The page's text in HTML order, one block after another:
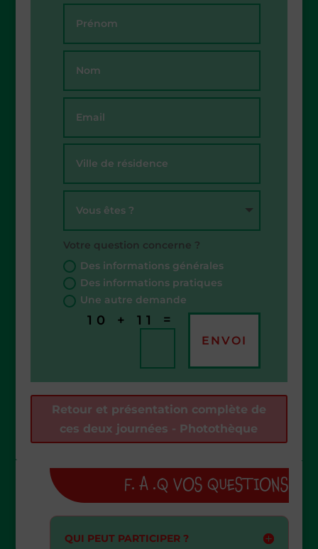
Votre question concerne ?
Des informations générales
Des informations pratiques
Une autre demande
10 + 11 =
ENVOI
Retour et présentation complète de
ces deux journées - Photothèque
F. A .Q VOS QUESTIONS
QUI PEUT PARTICIPER ?